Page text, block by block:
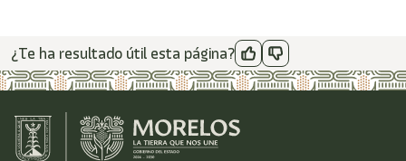
¿Te ha resultado útil esta página?